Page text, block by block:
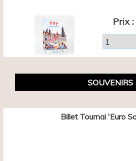
Prix :
SOUVENIRS
Billet Tournai 'Euro